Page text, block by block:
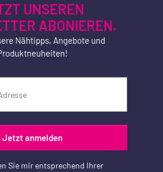
UNSEREN
ABONIEREN.
Nähtipps, Angebote und
Jetzt anmelden
Sie mir entsprechend Ihrer